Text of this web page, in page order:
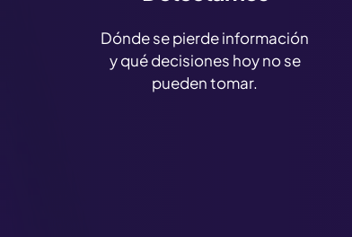
Dónde se pierde información
y qué decisiones hoy no se
pueden tomar.